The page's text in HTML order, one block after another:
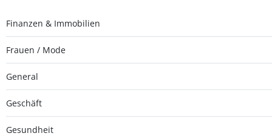
Finanzen & Immobilien
Frauen / Mode
General
Geschäft
Gesundheit